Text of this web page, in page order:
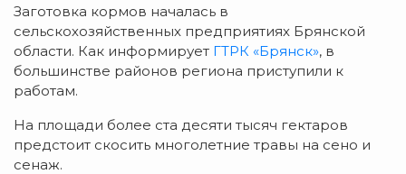
Заготовка кормов началась в
сельскохозяйственных предприятиях Брянской
области. Как информирует ГТРК «Брянск», в
большинстве районов региона приступили к
работам.
На площади более ста десяти тысяч гектаров
предстоит скосить многолетние травы на сено и
сенаж.